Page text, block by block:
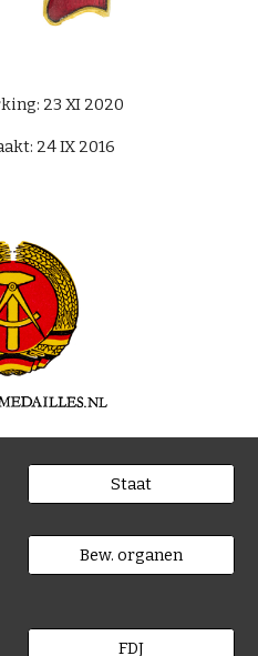
23 XI 2020
24 IX 2016
Staat
Bew. organen
FDJ